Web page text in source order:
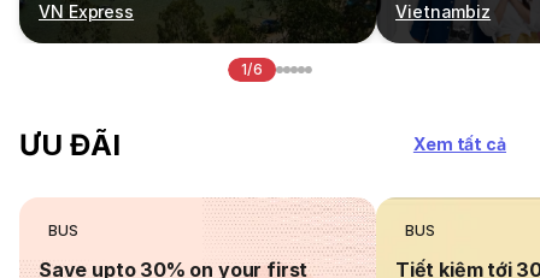
VN Express Vietnambiz
1/6
ƯU ĐÃI Xem tất cả
BUS
Save upto 30% on your first
BUS
Tiết kiệm tới